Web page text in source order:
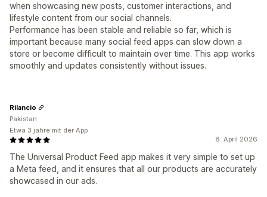
when showcasing new posts, customer interactions, and
lifestyle content from our social channels.
Performance has been stable and reliable so far, which is
important because many social feed apps can slow down a
store or become difficult to maintain over time. This app works
smoothly and updates consistently without issues.
8. April 2026
The Universal Product Feed app makes it very simple to set up
a Meta feed, and it ensures that all our products are accurately
showcased in our ads.
Rilancio
Pakistan
Etwa 3 jahre mit der App